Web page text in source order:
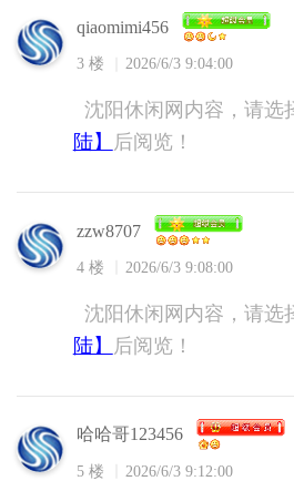
qiaomimi456
3 楼 2026/6/3 9:04:00
沈阳休闲网内容，请选
陆】
后阅览！
zzw8707
4 楼 2026/6/3 9:08:00
沈阳休闲网内容，请选
陆】
后阅览！
哈哈哥123456
5 楼 2026/6/3 9:12:00